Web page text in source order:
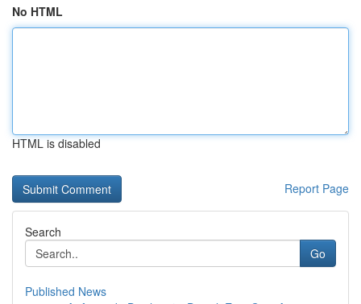
No HTML
HTML is disabled
Report Page
Search
Go
Published News